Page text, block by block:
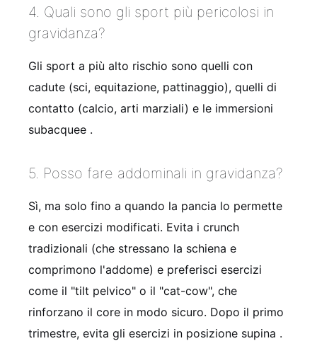
4. Quali sono gli sport più pericolosi in
gravidanza?
Gli sport a più alto rischio sono quelli con
cadute (sci, equitazione, pattinaggio), quelli di
contatto (calcio, arti marziali) e le immersioni
subacquee .
5. Posso fare addominali in gravidanza?
Sì, ma solo fino a quando la pancia lo permette
e con esercizi modificati. Evita i crunch
tradizionali (che stressano la schiena e
comprimono l'addome) e preferisci esercizi
come il "tilt pelvico" o il "cat-cow", che
rinforzano il core in modo sicuro. Dopo il primo
trimestre, evita gli esercizi in posizione supina .